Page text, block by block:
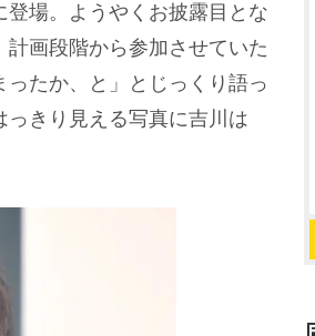
場。ようやくお披露目とな
画段階から参加させていた
たか、と」とじっくり語っ
きり見える写真に吉川は